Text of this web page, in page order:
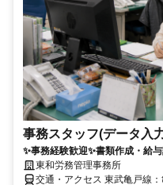
事務スタッフ(データ入
✨事務経験歓迎✨書類作成・給
東和労務管理事務所
交通・アクセス 東武亀戸線